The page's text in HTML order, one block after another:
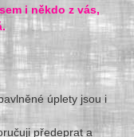
i někdo z vás,
é úplety jsou i
předeprat a